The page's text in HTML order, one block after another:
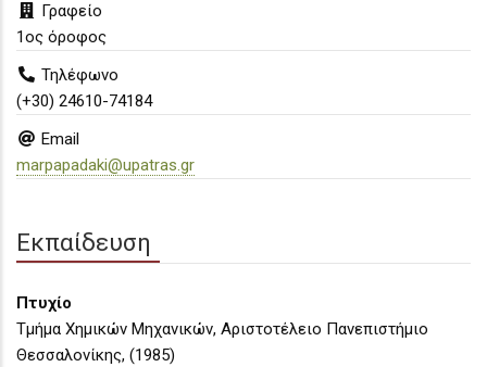
Γραφείο
1ος όροφος
Τηλέφωνο
(+30) 24610-74184
Email
marpapadaki@upatras.gr
Εκπαίδευση
Πτυχίο
Τμήμα Χημικών Μηχανικών, Αριστοτέλειο Πανεπιστήμιο
Θεσσαλονίκης, (1985)